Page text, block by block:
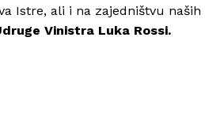
Istre, ali i na zajedništvu
Vinistra Luka Rossi.